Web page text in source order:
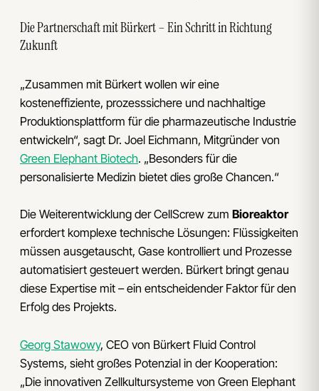
Die Partnerschaft mit Bürkert – Ein Schritt in Richtung
Zukunft
„Zusammen mit Bürkert wollen wir eine
kosteneffiziente, prozesssichere und nachhaltige
Produktionsplattform für die pharmazeutische Industrie
entwickeln“, sagt Dr. Joel Eichmann, Mitgründer von
Green Elephant Biotech. „Besonders für die
personalisierte Medizin bietet dies große Chancen.“
Die Weiterentwicklung der CellScrew zum Bioreaktor
erfordert komplexe technische Lösungen: Flüssigkeiten
müssen ausgetauscht, Gase kontrolliert und Prozesse
automatisiert gesteuert werden. Bürkert bringt genau
diese Expertise mit – ein entscheidender Faktor für den
Erfolg des Projekts.
Georg Stawowy, CEO von Bürkert Fluid Control
Systems, sieht großes Potenzial in der Kooperation:
„Die innovativen Zellkultursysteme von Green Elephant